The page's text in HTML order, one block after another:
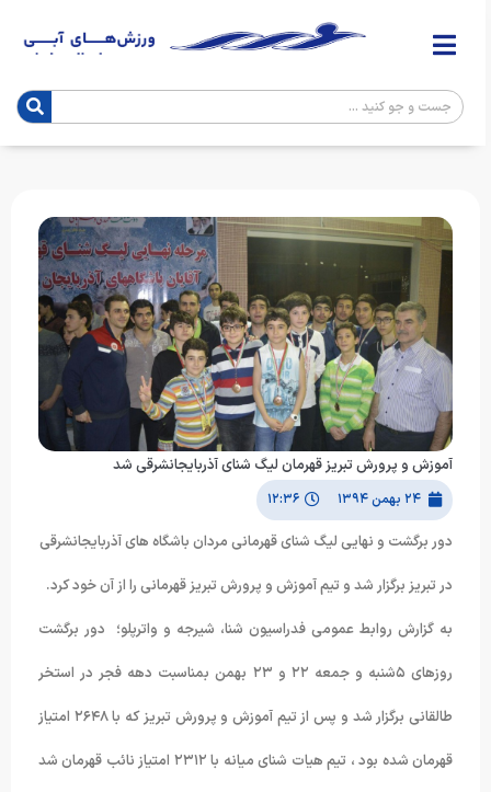
آموزش و پرورش تبریز قهرمان لیگ شنای آذربایجانشرقی شد
۲۴ بهمن ۱۳۹۴ ۱۲:۳۶
دور برگشت و نهایی لیگ شنای قهرمانی مردان باشگاه های آذربایجانشرقی
در تبریز برگزار شد و تیم آموزش و پرورش تبریز قهرمانی را از آن خود کرد.
به گزارش روابط عمومی فدراسیون شنا، شیرجه و واترپلو؛ دور برگشت
روزهای ۵شنبه و جمعه ۲۲ و ۲۳ بهمن بمناسبت دهه فجر در استخر
طالقانی برگزار شد و پس از تیم آموزش و پرورش تبریز که با ۲۶۴۸ امتیاز
قهرمان شده بود ، تیم هیات شنای میانه با ۲۳۱۲ امتیاز نائب قهرمان شد